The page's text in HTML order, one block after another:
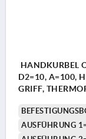
HANDKURBEL
D2=10, A=100,
GRIFF,
AUSFÜHRUNG